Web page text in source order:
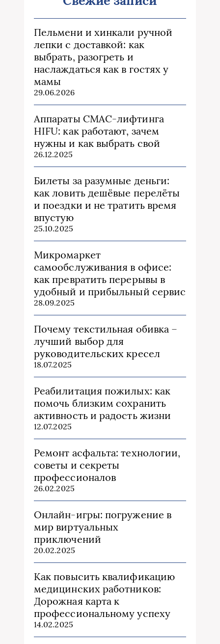
Пельмени и хинкали ручной
лепки с доставкой: как
выбрать, разогреть и
наслаждаться как в гостях у
мамы
29.06.2026
Аппараты СМАС-лифтинга
HIFU: как работают, зачем
нужны и как выбрать свой
26.12.2025
Билеты за разумные деньги:
как ловить дешёвые перелёты
и поездки и не тратить время
впустую
25.10.2025
Микромаркет
самообслуживания в офисе:
как превратить перерывы в
удобный и прибыльный сервис
28.09.2025
Почему текстильная обивка –
лучший выбор для
руководительских кресел
18.07.2025
Реабилитация пожилых: как
помочь близким сохранить
активность и радость жизни
12.07.2025
Ремонт асфальта: технологии,
советы и секреты
профессионалов
26.02.2025
Онлайн-игры: погружение в
мир виртуальных
приключений
20.02.2025
Как повысить квалификацию
медицинских работников:
Дорожная карта к
профессиональному успеху
14.02.2025